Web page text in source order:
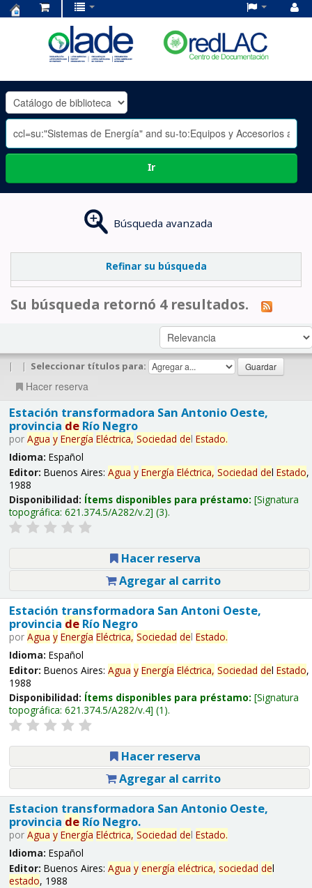
OLADE
-
Ir
Búsqueda avanzada
Refinar su búsqueda
Su búsqueda retornó 4 resultados.
| | Seleccionar títulos para:
Hacer reserva
Estación transformadora San Antonio Oeste,
provincia deRío Negro
por Agua y Energía Eléctrica, Sociedad del Estado.
Idioma: Español
Editor: Buenos Aires: Agua y Energía Eléctrica, Sociedad del Estado,
1988
Disponibilidad: Ítems disponibles para préstamo: Signatura
topográfica: 621.374.5/A282/v.2 (3).
Hacer reserva
Agregar al carrito
Estación transformadora San Antoni Oeste,
provincia deRío Negro
por Agua y Energía Eléctrica, Sociedad del Estado.
Idioma: Español
Editor: Buenos Aires: Agua y Energía Eléctrica, Sociedad del Estado,
1988
Disponibilidad: Ítems disponibles para préstamo: Signatura
topográfica: 621.374.5/A282/v.4 (1).
Hacer reserva
Agregar al carrito
Estacion transformadora San Antonio Oeste,
provincia deRío Negro.
por Agua y Energía Eléctrica, Sociedad del Estado.
Idioma: Español
Editor: Buenos Aires: Agua y energía eléctrica, sociedad del
estado, 1988